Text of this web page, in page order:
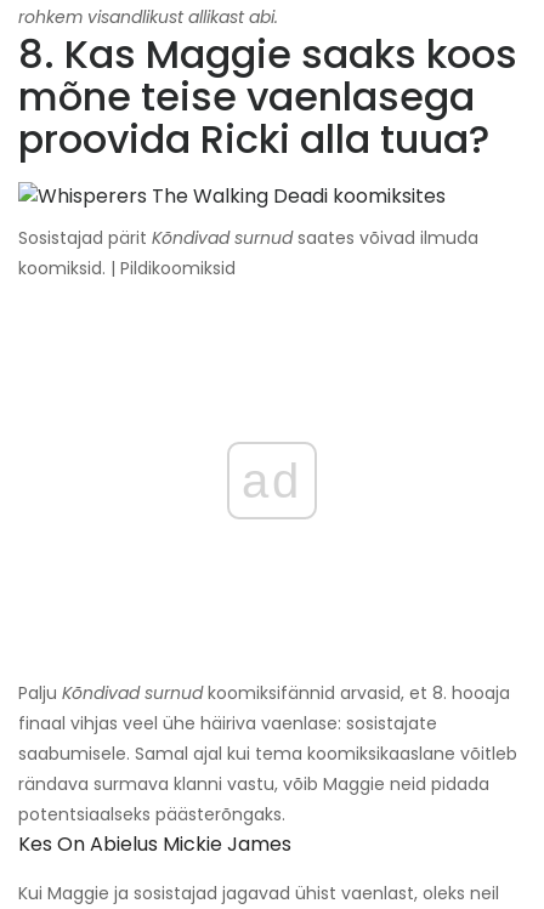
rohkem visandlikust allikast abi.
8. Kas Maggie saaks koos
mõne teise vaenlasega
proovida Ricki alla tuua?
Sosistajad pärit Kõndivad surnudsaates võivad ilmuda
koomiksid. | Pildikoomiksid
ad
Palju Kõndivad surnudkoomiksifännid arvasid, et 8. hooaja
finaal vihjas veel ühe häiriva vaenlase: sosistajate
saabumisele. Samal ajal kui tema koomiksikaaslane võitleb
rändava surmava klanni vastu, võib Maggie neid pidada
potentsiaalseks päästerõngaks.
Kes On Abielus Mickie James
Kui Maggie ja sosistajad jagavad ühist vaenlast, oleks neil